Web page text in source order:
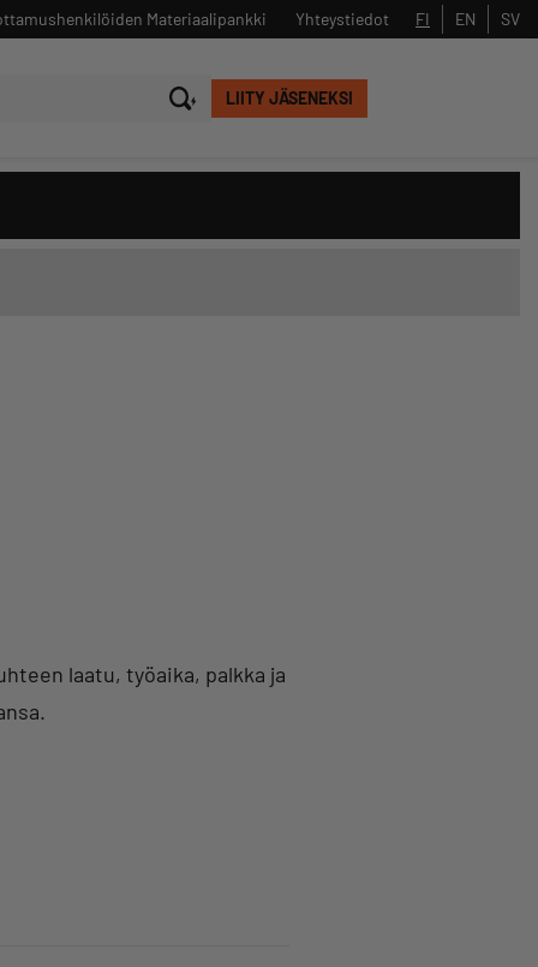
Yhteystiedot
Materiaalipankki FI EN SV
LIITY JÄSENEKSI
laatu, työaika, palkka ja
Sulje